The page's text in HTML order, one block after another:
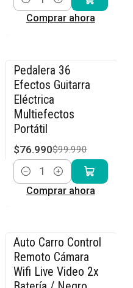
Cantidad
Comprar ahora
-23% OFF
Pedalera 36
Efectos Guitarra
Eléctrica
Multiefectos
Portátil
$76.990$99.990
Cantidad
Comprar ahora
-36% OFF
Auto Carro Control
Remoto Cámara
Wifi Live Video 2x